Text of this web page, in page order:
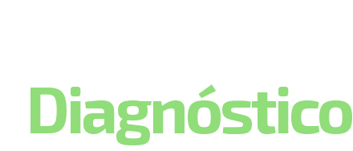
Diagnóstico